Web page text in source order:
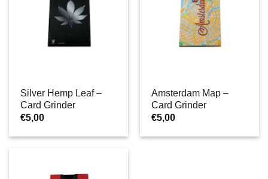
Silver Hemp Leaf –
Card Grinder
€5,00
Amsterdam Map –
Card Grinder
€5,00